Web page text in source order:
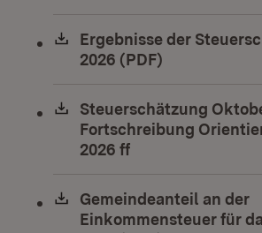
Download:
Ergebnisse der
2026 (PDF)
Download:
Steuerschätzung
Fortschreibung
2026 ff
Download:
Gemeindeanteil an der
Einkommensteuer für